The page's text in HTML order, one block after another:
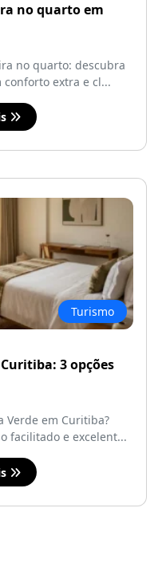
no quarto em
no quarto: descubra
conforto extra e cl...
Turismo
3 opções
Verde em Curitiba?
facilitado e excelent...